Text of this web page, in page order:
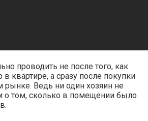
проводить не после того, как
квартире, а сразу после покупки
рынке. Ведь ни один хозяин не
о том, сколько в помещении было